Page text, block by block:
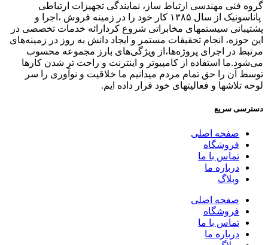
گروه فنی مهندسی ارتباط ساز، نمایندگی تجهیزات ارتباطی
پاناسونیک از سال ۱۳۸۵ کار خود را در زمینه فروش ،اجرا و
پشتیبانی سیستمهای مخابراتی شروع کردارائه خدمات تخصصی در
این حوزه، انجام تحقیقات مستمر و ایجاد دانش به‌ روز در زمینه‌های
مرتبط در اجرای پروژه‌ها،از ویژگی‌های بارز مجموعه محسوب
می‌شود.ما استفاده از کامپیوتر و اینترنت و راحت تر شدن کارها
توسط آن را حق تمام مردم میدانیم ما خلاقیت و نوآوری را سر
لوحه تلاشها و فعالیتهای خود قرار داده ایم.
دسترسی سریع
صفحه اصلی
فروشگاه
تماس با ما
درباره ما
وبلاگ
صفحه اصلی
فروشگاه
تماس با ما
درباره ما